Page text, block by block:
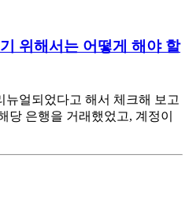
위해서는 어떻게 해야 할
뉴얼되었다고 해서 체크해 보고
당 은행을 거래했었고, 계정이